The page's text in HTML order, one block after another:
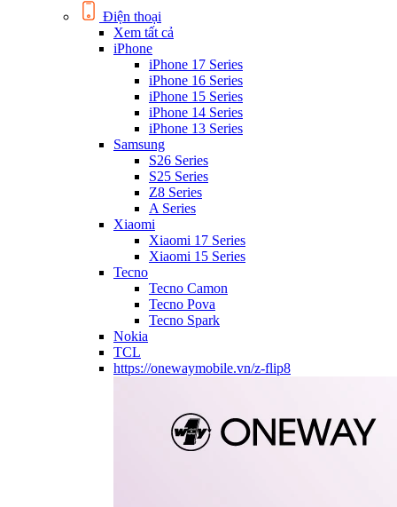
Điện thoại
Xem tất cả
iPhone
iPhone 17 Series
iPhone 16 Series
iPhone 15 Series
iPhone 14 Series
iPhone 13 Series
Samsung
S26 Series
S25 Series
Z8 Series
A Series
Xiaomi
Xiaomi 17 Series
Xiaomi 15 Series
Tecno
Tecno Camon
Tecno Pova
Tecno Spark
Nokia
TCL
https://onewaymobile.vn/z-flip8